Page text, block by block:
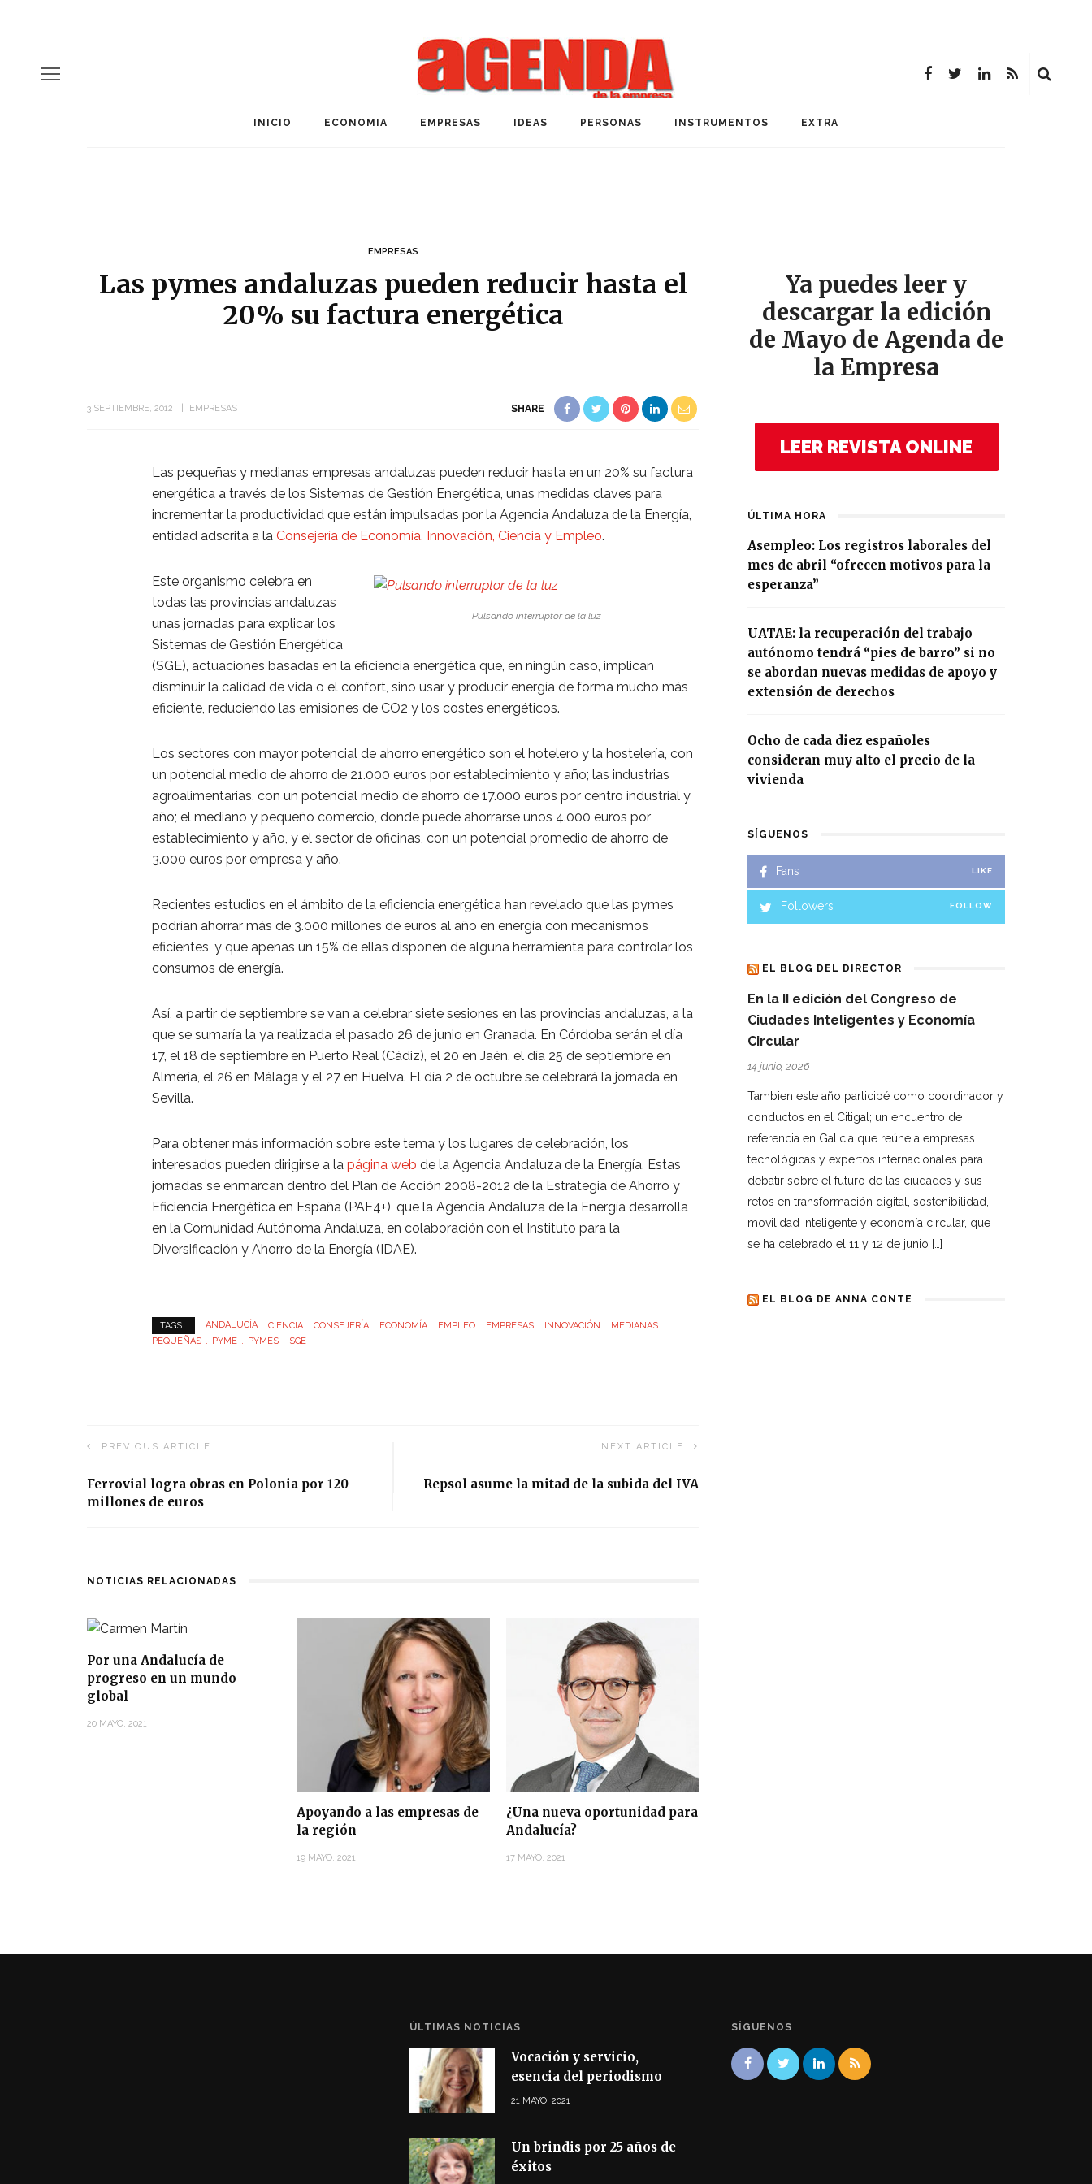
INICIO ECONOMIA EMPRESAS IDEAS PERSONAS INSTRUMENTOS EXTRA
EMPRESAS
Las pymes andaluzas pueden reducir hasta el
20% su factura energética
3 SEPTIEMBRE, 2012 EMPRESAS SHARE
Las pequeñas y medianas empresas andaluzas pueden reducir hasta en un 20% su factura
energética a través de los Sistemas de Gestión Energética, unas medidas claves para
incrementar la productividad que están impulsadas por la Agencia Andaluza de la Energía,
entidad adscrita a la Consejería de Economía, Innovación, Ciencia y Empleo.
Pulsando interruptor de la luz
Este organismo celebra en
todas las provincias andaluzas
unas jornadas para explicar los
Sistemas de Gestión Energética
(SGE), actuaciones basadas en la eficiencia energética que, en ningún caso, implican
disminuir la calidad de vida o el confort, sino usar y producir energía de forma mucho más
eficiente, reduciendo las emisiones de CO2 y los costes energéticos.
Los sectores con mayor potencial de ahorro energético son el hotelero y la hostelería, con
un potencial medio de ahorro de 21.000 euros por establecimiento y año; las industrias
agroalimentarias, con un potencial medio de ahorro de 17.000 euros por centro industrial y
año; el mediano y pequeño comercio, donde puede ahorrarse unos 4.000 euros por
establecimiento y año, y el sector de oficinas, con un potencial promedio de ahorro de
3.000 euros por empresa y año.
Recientes estudios en el ámbito de la eficiencia energética han revelado que las pymes
podrían ahorrar más de 3.000 millones de euros al año en energía con mecanismos
eficientes, y que apenas un 15% de ellas disponen de alguna herramienta para controlar los
consumos de energía.
Así, a partir de septiembre se van a celebrar siete sesiones en las provincias andaluzas, a la
que se sumaría la ya realizada el pasado 26 de junio en Granada. En Córdoba serán el día
17, el 18 de septiembre en Puerto Real (Cádiz), el 20 en Jaén, el día 25 de septiembre en
Almería, el 26 en Málaga y el 27 en Huelva. El día 2 de octubre se celebrará la jornada en
Sevilla.
Para obtener más información sobre este tema y los lugares de celebración, los
interesados pueden dirigirse a la página web de la Agencia Andaluza de la Energía. Estas
jornadas se enmarcan dentro del Plan de Acción 2008-2012 de la Estrategia de Ahorro y
Eficiencia Energética en España (PAE4+), que la Agencia Andaluza de la Energía desarrolla
en la Comunidad Autónoma Andaluza, en colaboración con el Instituto para la
Diversificación y Ahorro de la Energía (IDAE).
TAGS : ANDALUCÍA CIENCIA CONSEJERÍA ECONOMÍA EMPLEO EMPRESAS INNOVACIÓN
MEDIANAS
PEQUEÑAS
PYME PYMES SGE
PREVIOUS ARTICLE
Ferrovial logra obras en Polonia por 120
millones de euros
NEXT ARTICLE
Repsol asume la mitad de la subida del IVA
NOTICIAS RELACIONADAS
Por una Andalucía de
progreso en un mundo
global
20 MAYO, 2021
Apoyando a las empresas de
la región
19 MAYO, 2021
¿Una nueva oportunidad para
Andalucía?
17 MAYO, 2021
Ya puedes leer y
descargar la edición
de Mayo de Agenda de
la Empresa
LEER REVISTA ONLINE
ÚLTIMA HORA
Asempleo: Los registros laborales del
mes de abril “ofrecen motivos para la
esperanza”
UATAE: la recuperación del trabajo
autónomo tendrá “pies de barro” si no
se abordan nuevas medidas de apoyo y
extensión de derechos
Ocho de cada diez españoles
consideran muy alto el precio de la
vivienda
SÍGUENOS
Fans LIKE
Followers FOLLOW
EL BLOG DEL DIRECTOR
En la II edición del Congreso de
Ciudades Inteligentes y Economía
Circular
14 junio, 2026
Tambien este año participé como coordinador y
conductos en el Citigal; un encuentro de
referencia en Galicia que reúne a empresas
tecnológicas y expertos internacionales para
debatir sobre el futuro de las ciudades y sus
retos en transformación digital, sostenibilidad,
movilidad inteligente y economía circular, que
se ha celebrado el 11 y 12 de junio […]
EL BLOG DE ANNA CONTE
ÚLTIMAS NOTICIAS
Vocación y servicio,
esencia del periodismo
21 MAYO, 2021
Un brindis por 25 años de
éxitos
SÍGUENOS